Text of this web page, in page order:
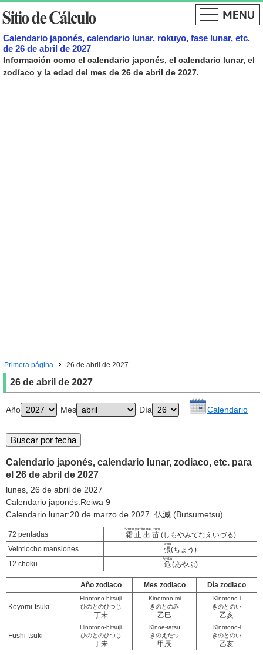
Calendario japonés, calendario lunar, rokuyo, fase lunar, etc.
de 26 de abril de 2027
Información como el calendario japonés, el calendario lunar, el
zodíaco y la edad del mes de 26 de abril de 2027.
Primera página 26 de abril de 2027
26 de abril de 2027
Año Mes Día Calendario
Calendario japonés, calendario lunar, zodiaco, etc. para
el 26 de abril de 2027
lunes, 26 de abril de 2027
Calendario japonés:Reiwa 9
Calendario lunar:20 de marzo de 2027 仏滅 (Butsumetsu)
72 pentadas 霜止出苗
Shimo yamite nae izuru
(しもやみてなえいづる)
Veintiocho mansiones
張
chou
(ちょう)
12 choku
危
Ayabu
(あやぶ)
Año zodiaco Mes zodiaco Día zodiaco
Koyomi-tsuki
Hinotono-hitsuji
ひのとのひつじ
丁未
Kinotono-mi
きのとのみ
乙巳
Kinotono-i
きのとのい
乙亥
Fushi-tsuki
Hinotono-hitsuji
ひのとのひつじ
丁未
Kinoe-tatsu
きのえたつ
甲辰
Kinotono-i
きのとのい
乙亥